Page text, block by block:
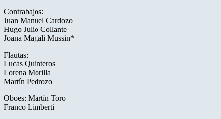
Contrabajos:
Juan Manuel Cardozo
Hugo Julio Collante
Joana Magali Mussin*
Flautas:
Lucas Quinteros
Lorena Morilla
Martín Pedrozo
Oboes: Martín Toro
Franco Limberti